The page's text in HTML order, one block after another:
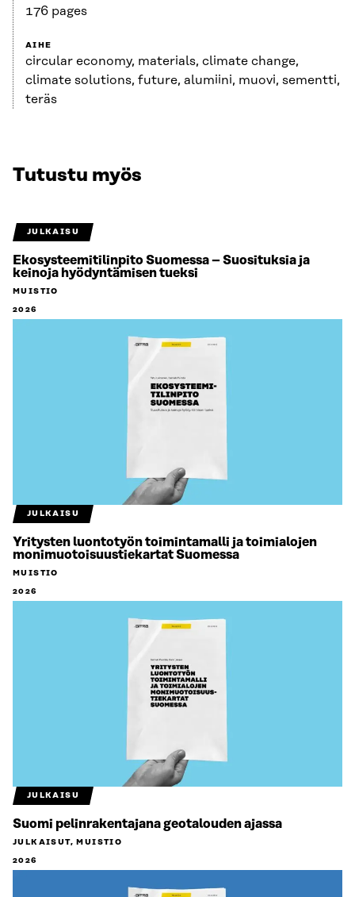
176 pages
AIHE
circular economy, materials, climate change,
climate solutions, future, alumiini, muovi, sementti,
teräs
Tutustu myös
JULKAISU
Ekosysteemitilinpito Suomessa – Suosituksia ja
keinoja hyödyntämisen tueksi
MUISTIO
2026
JULKAISU
Yritysten luontotyön toimintamalli ja toimialojen
monimuotoisuustiekartat Suomessa
MUISTIO
2026
JULKAISU
Suomi pelinrakentajana geotalouden ajassa
JULKAISUT, MUISTIO
2026